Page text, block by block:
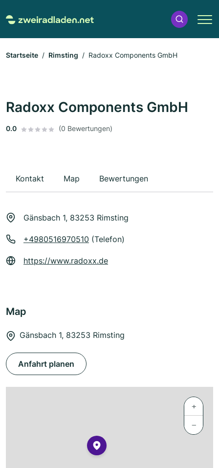
Startseite Rimsting Radoxx Components GmbH
Radoxx Components GmbH
0.0 (0 Bewertungen)
Kontakt Map Bewertungen
Gänsbach 1, 83253 Rimsting
+4980516970510 (Telefon)
https://www.radoxx.de
Map
Gänsbach 1, 83253 Rimsting
Anfahrt planen
+
−